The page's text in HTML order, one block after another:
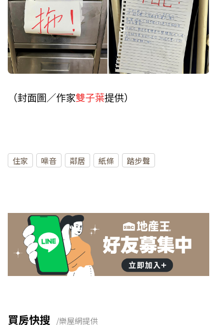
（封面圖／作家雙子葉提供）
住家 噪音 鄰居 紙條 踏步聲
買房快搜 /樂屋網提供